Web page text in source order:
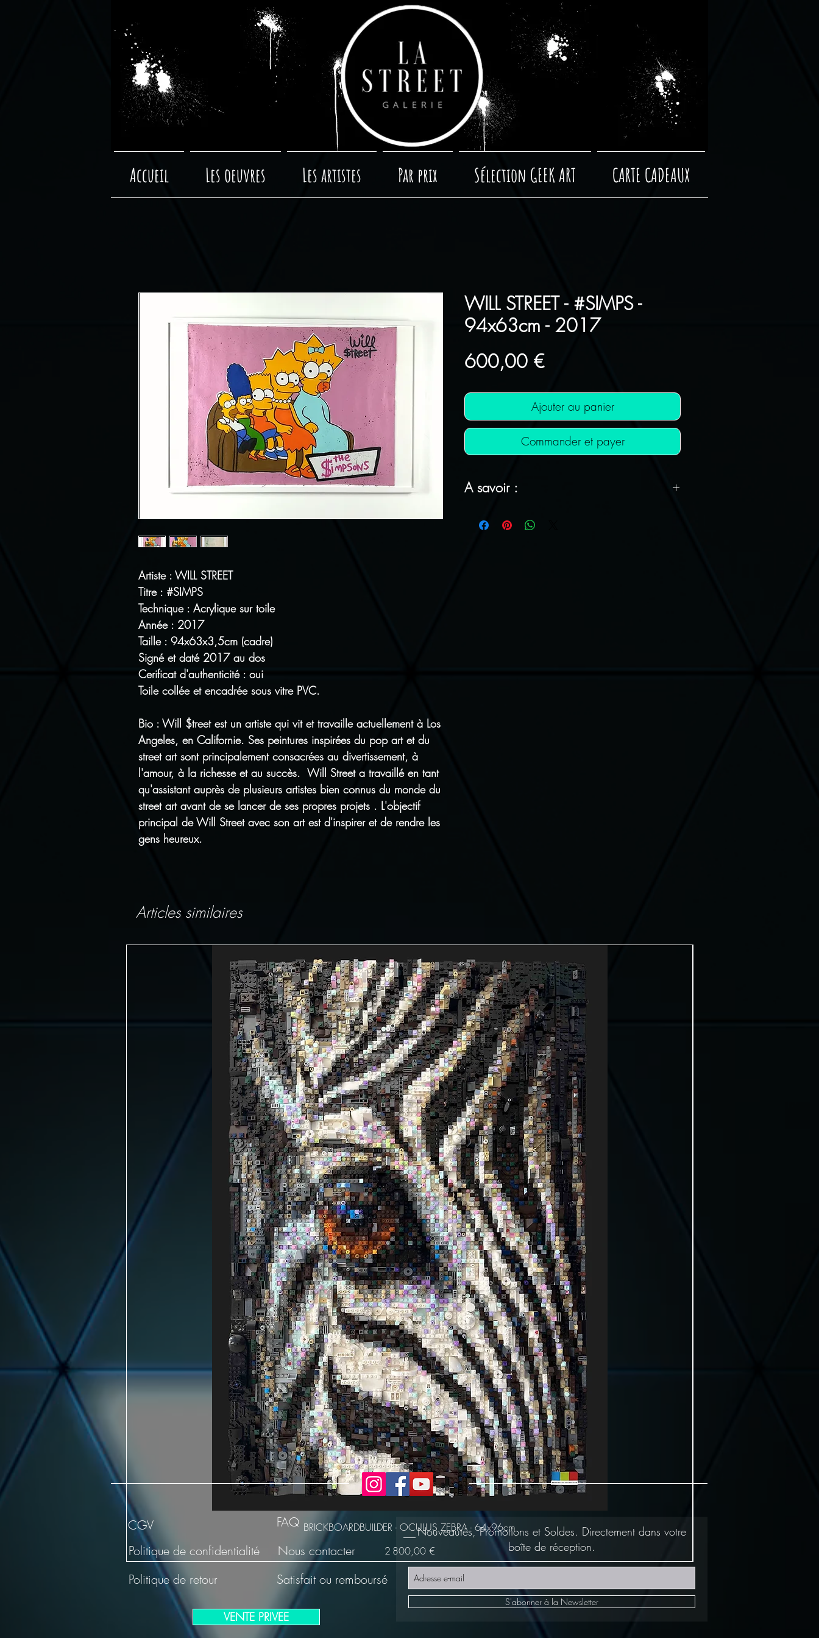
Accueil Les oeuvres Les artistes Par prix Sélection GEEK ART CARTE CADEAUX
Artiste : WILL STREET
Titre : #SIMPS
Technique : Acrylique sur toile
Année : 2017
Taille : 94x63x3,5cm (cadre)
Signé et daté 2017 au dos
Cerificat d'authenticité : oui
Toile collée et encadrée sous vitre PVC.
Bio : Will $treet est un artiste qui vit et travaille actuellement à Los
Angeles, en Californie. Ses peintures inspirées du pop art et du
street art sont principalement consacrées au divertissement, à
l'amour, à la richesse et au succès. Will Street a travaillé en tant
qu'assistant auprès de plusieurs artistes bien connus du monde du
street art avant de se lancer de ses propres projets . L'objectif
principal de Will Street avec son art est d'inspirer et de rendre les
gens heureux.
WILL STREET - #SIMPS -
94x63cm - 2017
600,00 €Prix
Ajouter au panier
Commander et payer
A savoir :
FRAIS DE PORT OFFERT !
Articles similaires
BRICKBOARDBUILDER - OCULUS ZEBRA - 64x96cm
Prix
2 800,00 €
CGV
Politique de confidentialité
Politique de retour
FAQ
Nous contacter
Satisfait ou remboursé
VENTE PRIVEE
Nouveautés, Promotions et Soldes. Directement dans votre
boîte de réception.
S'abonner à la Newsletter